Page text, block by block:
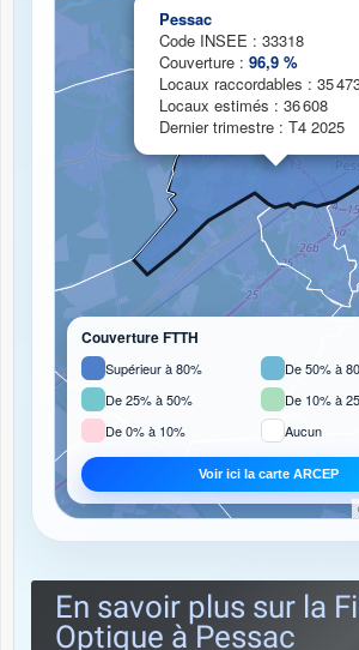
Chargement de la carte de
Pessac
Code INSEE : 33318
Couverture : 96,9 %
Locaux raccordables : 35
Locaux estimés : 36 608
Dernier trimestre : T4 2025
Couverture FTTH
Supérieur à 80%
De 50% à
De 25% à 50%
De 10% à
De 0% à 10%
Aucun
Voir ici la carte ARCEP
En savoir plus sur la
Optique à Pessac